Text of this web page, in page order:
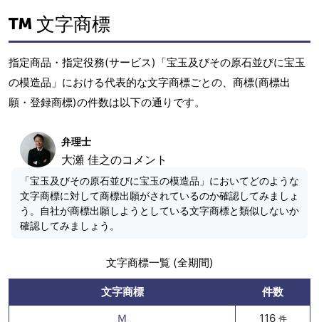
文字商標
指定商品・指定役務(サービス)「宝玉及びその原石並びに宝玉
の模造品」における代表的な文字商標ごとの、商標(商標出
願・登録商標)の件数は以下の通りです。
弁理士
大瀬 佳之のコメント
「宝玉及びその原石並びに宝玉の模造品」においてどのような
文字商標に対して商標出願がされているのか確認してみましょ
う。自社が商標出願しようとしている文字商標と類似しないか
確認してみましょう。
文字商標一覧 (全期間)
文字商標
件数
Ｍ
116 件